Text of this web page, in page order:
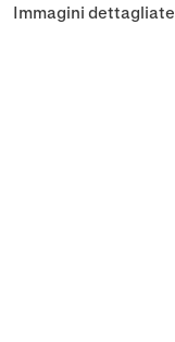
Immagini dettagliate